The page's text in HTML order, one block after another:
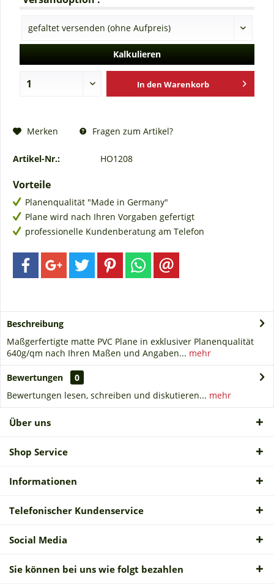
Kalkulieren
In den Warenkorb
Merken Fragen zum Artikel?
Artikel-Nr.: HO1208
Vorteile
Planenqualität "Made in Germany"
Plane wird nach Ihren Vorgaben gefertigt
professionelle Kundenberatung am Telefon
Beschreibung
Maßgerfertigte matte PVC Plane in exklusiver Planenqualität
640g/qm nach Ihren Maßen und Angaben... mehr
Bewertungen
0
Bewertungen lesen, schreiben und diskutieren... mehr
Über uns
Shop Service
Informationen
Telefonischer Kundenservice
Social Media
Sie können bei uns wie folgt bezahlen